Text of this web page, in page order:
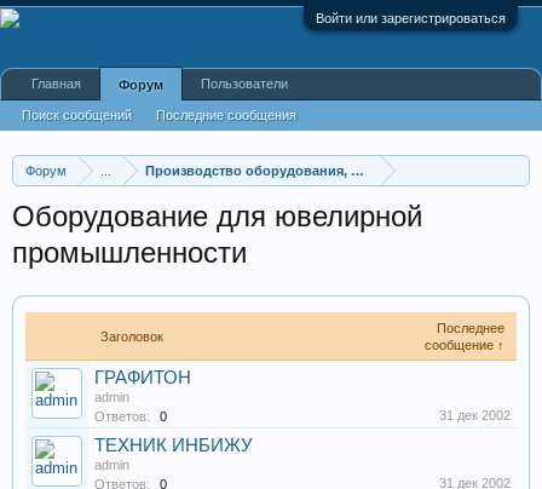
Войти или зарегистрироваться
Форум Производство оборудования, оборудование для произв
Оборудование для ювелирной
промышленности
Заголовок
Последнее
сообщение ↑
ГРАФИТОН
admin
Ответов:
0 31 дек 2002
ТЕХНИК ИНБИЖУ
admin
Ответов:
0 31 дек 2002
Главная Форум
Поиск сообщений Последние сообщения
Пользователи